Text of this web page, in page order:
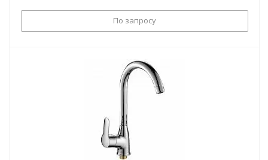
По запросу